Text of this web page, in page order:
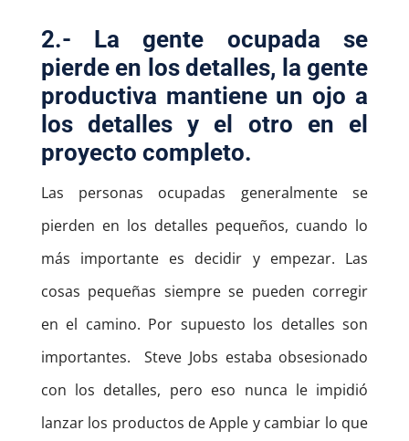
2.- La gente ocupada se
pierde en los detalles, la gente
productiva mantiene un ojo a
los detalles y el otro en el
proyecto completo.
Las personas ocupadas generalmente se
pierden en los detalles pequeños, cuando lo
más importante es decidir y empezar. Las
cosas pequeñas siempre se pueden corregir
en el camino. Por supuesto los detalles son
importantes. Steve Jobs estaba obsesionado
con los detalles, pero eso nunca le impidió
lanzar los productos de Apple y cambiar lo que